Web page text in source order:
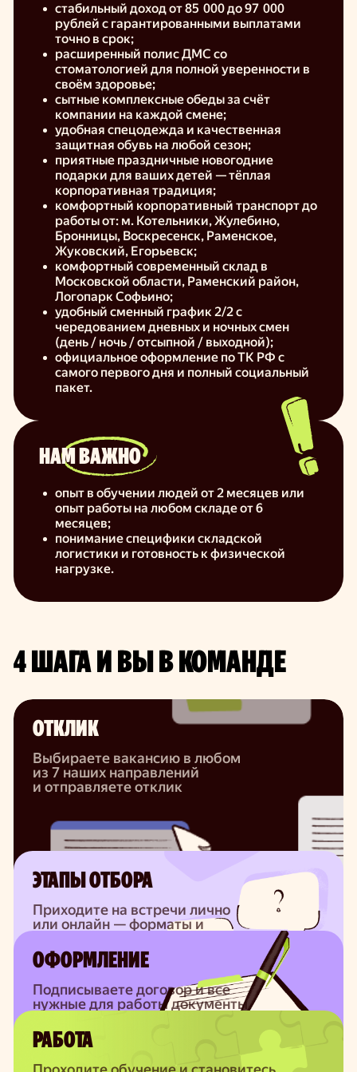
стабильный доход от 85 000 до 97 000
рублей с гарантированными выплатами
точно в срок;
расширенный полис ДМС со
стоматологией для полной уверенности в
своём здоровье;
сытные комплексные обеды за счёт
компании на каждой смене;
удобная спецодежда и качественная
защитная обувь на любой сезон;
приятные праздничные новогодние
подарки для ваших детей — тёплая
корпоративная традиция;
комфортный корпоративный транспорт до
работы от: м. Котельники, Жулебино,
Бронницы, Воскресенск, Раменское,
Жуковский, Егорьевск;
комфортный современный склад в
Московской области, Раменский район,
Логопарк Софьино;
удобный сменный график 2/2 с
чередованием дневных и ночных смен
(день / ночь / отсыпной / выходной);
официальное оформление по ТК РФ с
самого первого дня и полный социальный
пакет.
НАМ ВАЖНО
опыт в обучении людей от 2 месяцев или
опыт работы на любом складе от 6
месяцев;
понимание специфики складской
логистики и готовность к физической
нагрузке.
4 ШАГА И ВЫ В КОМАНДЕ
РАБОТА
ОФОРМЛЕНИЕ
Подписываете договор и все
нужные для работы документы
ЭТАПЫ ОТБОРА
Приходите на встречи лично
или онлайн — форматы и
ОТКЛИК
Выбираете вакансию в любом
из 7 наших направлений
и отправляете отклик